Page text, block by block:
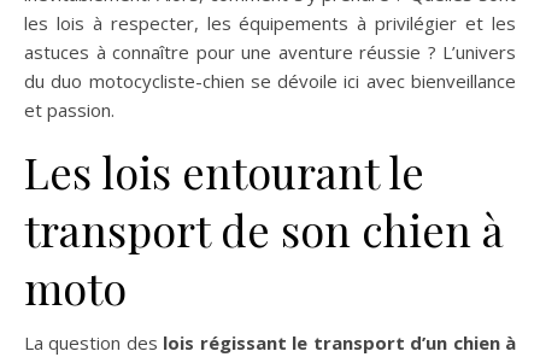
les lois à respecter, les équipements à privilégier et les
astuces à connaître pour une aventure réussie ? L’univers
du duo motocycliste-chien se dévoile ici avec bienveillance
et passion.
Les lois entourant le
transport de son chien à
moto
La question des lois régissant le transport d’un chien à